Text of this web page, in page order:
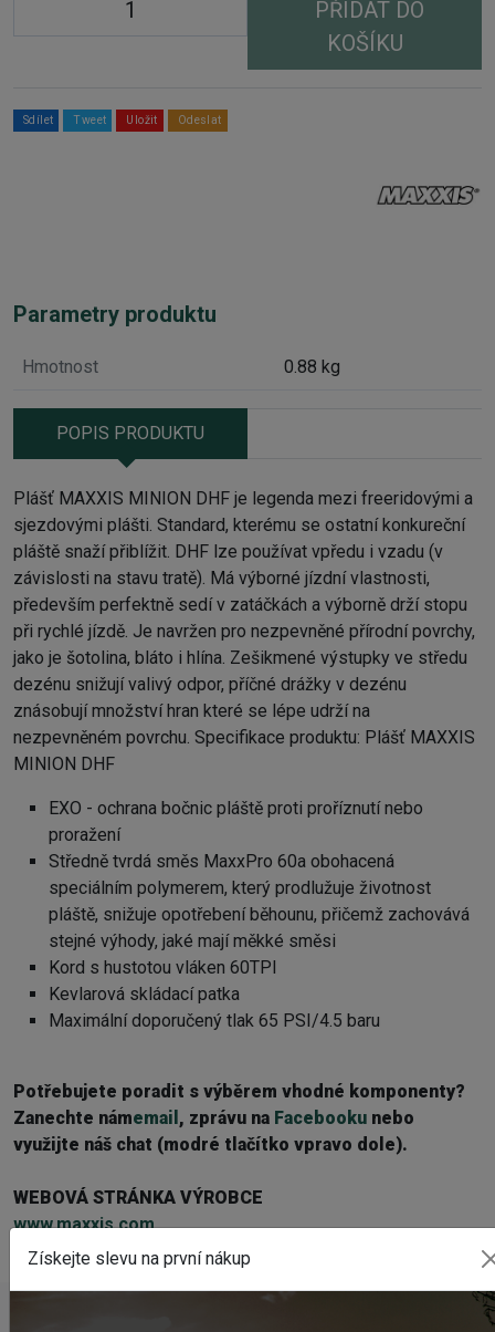
PŘIDAT DO
KOŠÍKU
Sdílet Tweet Uložit Odeslat
Parametry produktu
Hmotnost 0.88 kg
POPIS PRODUKTU
Plášť MAXXIS MINION DHF je legenda mezi freeridovými a
sjezdovými plášti. Standard, kterému se ostatní konkureční
pláště snaží přiblížit. DHF lze používat vpředu i vzadu (v
závislosti na stavu tratě). Má výborné jízdní vlastnosti,
především perfektně sedí v zatáčkách a výborně drží stopu
při rychlé jízdě. Je navržen pro nezpevněné přírodní povrchy,
jako je šotolina, bláto i hlína. Zešikmené výstupky ve středu
dezénu snižují valivý odpor, příčné drážky v dezénu
znásobují množství hran které se lépe udrží na
nezpevněném povrchu. Specifikace produktu: Plášť MAXXIS
MINION DHF
EXO - ochrana bočnic pláště proti proříznutí nebo
proražení
Středně tvrdá směs MaxxPro 60a obohacená
speciálním polymerem, který prodlužuje životnost
pláště, snižuje opotřebení běhounu, přičemž zachovává
stejné výhody, jaké mají měkké směsi
Kord s hustotou vláken 60TPI
Kevlarová skládací patka
Maximální doporučený tlak 65 PSI/4.5 baru
Potřebujete poradit s výběrem vhodné komponenty?
Zanechte námemail , zprávu na Facebooku nebo
využijte náš chat (modré tlačítko vpravo dole).
WEBOVÁ STRÁNKA VÝROBCE
www.maxxis.com
Získejte slevu na první nákup